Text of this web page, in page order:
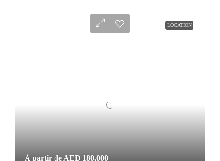
LOCATION
À partir de AED 180,000